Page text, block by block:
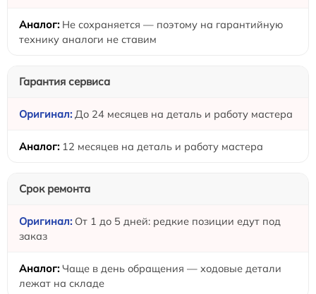
Не сохраняется — поэтому на гарантийную
технику аналоги не ставим
Гарантия сервиса
До 24 месяцев на деталь и работу мастера
12 месяцев на деталь и работу мастера
Срок ремонта
От 1 до 5 дней: редкие позиции едут под
заказ
Чаще в день обращения — ходовые детали
лежат на складе